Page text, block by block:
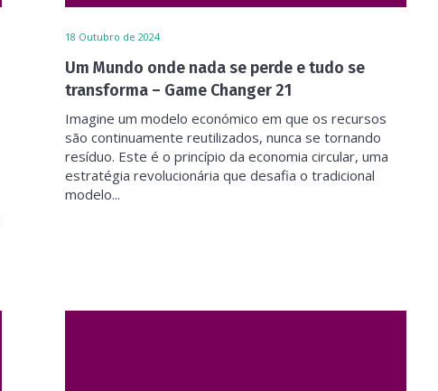
18 Outubro de 2024
Um Mundo onde nada se perde e tudo se
transforma – Game Changer 21
Imagine um modelo económico em que os recursos
são continuamente reutilizados, nunca se tornando
resíduo. Este é o princípio da economia circular, uma
estratégia revolucionária que desafia o tradicional
modelo...